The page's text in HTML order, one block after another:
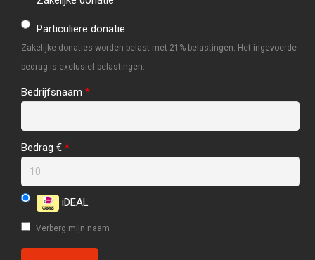
Particuliere donatie
Zakelijke donaties worden belast met 21% belastingen. Het ingevoerde
bedrag is exclusief belastingen.
Bedrijfsnaam *
Bedrag € *
iDEAL
Verberg mijn naam